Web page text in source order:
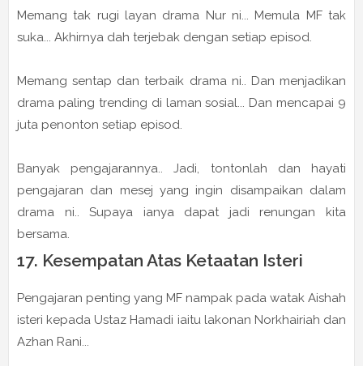
Memang tak rugi layan drama Nur ni... Memula MF tak
suka... Akhirnya dah terjebak dengan setiap episod.
Memang sentap dan terbaik drama ni.. Dan menjadikan
drama paling trending di laman sosial... Dan mencapai 9
juta penonton setiap episod.
Banyak pengajarannya.. Jadi, tontonlah dan hayati
pengajaran dan mesej yang ingin disampaikan dalam
drama ni.. Supaya ianya dapat jadi renungan kita
bersama.
17. Kesempatan Atas Ketaatan Isteri
Pengajaran penting yang MF nampak pada watak Aishah
isteri kepada Ustaz Hamadi iaitu lakonan Norkhairiah dan
Azhan Rani...